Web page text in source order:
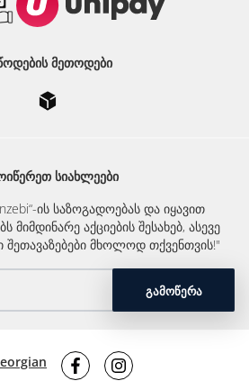
ᲛᲔᲗᲝᲓᲔᲑᲘ
ᲡᲘᲐᲮᲚᲔᲔᲑᲘ
ის საზოგადოებას და იყავით
მიმდინარე აქციების შესახებ, ასევე
შეთავაზებები მხოლოდ თქვენთვის!"
ᲒᲐᲛᲝᲬᲔᲠᲐ